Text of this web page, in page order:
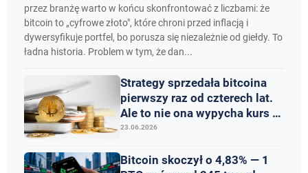
przez branżę warto w końcu skonfrontować z liczbami: że
bitcoin to „cyfrowe złoto", które chroni przed inflacją i
dywersyfikuje portfel, bo porusza się niezależnie od giełdy. To
ładna historia. Problem w tym, że dan...
Strategy sprzedała bitcoina
pierwszy raz od czterech lat.
Ale to nie ona wypycha kurs w
dół
23.06.2026
Bitcoin skoczył o 4,83% — 1